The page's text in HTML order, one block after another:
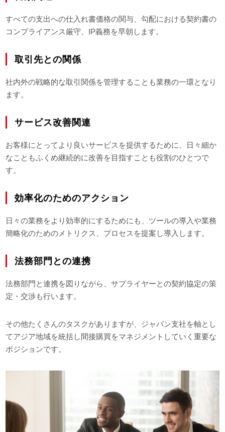
すべての支出への仕入れ書価格の関与、勾配における契約書の
コンプライアンス厳守、IP義務を早朝します。
取引先との関係
社内外の戦略的な取引関係を管理することも業務の一環となり
ます。
サービス改善関連
お客様にとってより良いサービスを提供するために、日々細か
なこともふくめ継続的に改善を目指すことも役割のひとつで
す。
効率化のためのアクション
日々の業務をより効率的にするためにも、ツールの導入や業務
簡略化のためのメトリクス、プロセスを提案し導入します。
法務部門との連携
法務部門と連携を図りながら、サプライヤーとの契約協定の策
定・交渉も行います。
その他たくさんのタスクがありますが、ジャパン支社を軸とし
てアジア地域を統括し間接購買をマネジメントしていく重要な
ポジションです。